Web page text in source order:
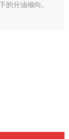
的分油倾向。